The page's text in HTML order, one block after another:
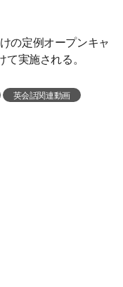
の定例オープンキャ
実施される。
英会話関連動画